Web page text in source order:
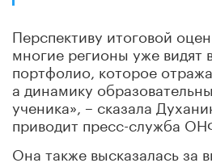
Перспективу итоговой
многие регионы уже видят
портфолио, которое
а динамику
ученика», – сказала
приводит пресс-служба
Она также высказалась за